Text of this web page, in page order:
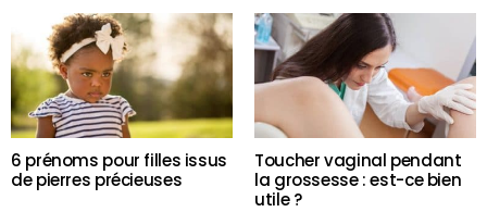
6 prénoms pour filles issus
de pierres précieuses
Toucher vaginal pendant
la grossesse : est-ce bien
utile ?